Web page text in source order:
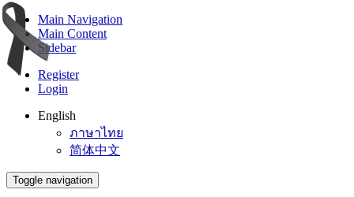
Main Navigation
Main Content
Sidebar
Register
Login
English
ภาษาไทย
简体中文
Toggle navigation